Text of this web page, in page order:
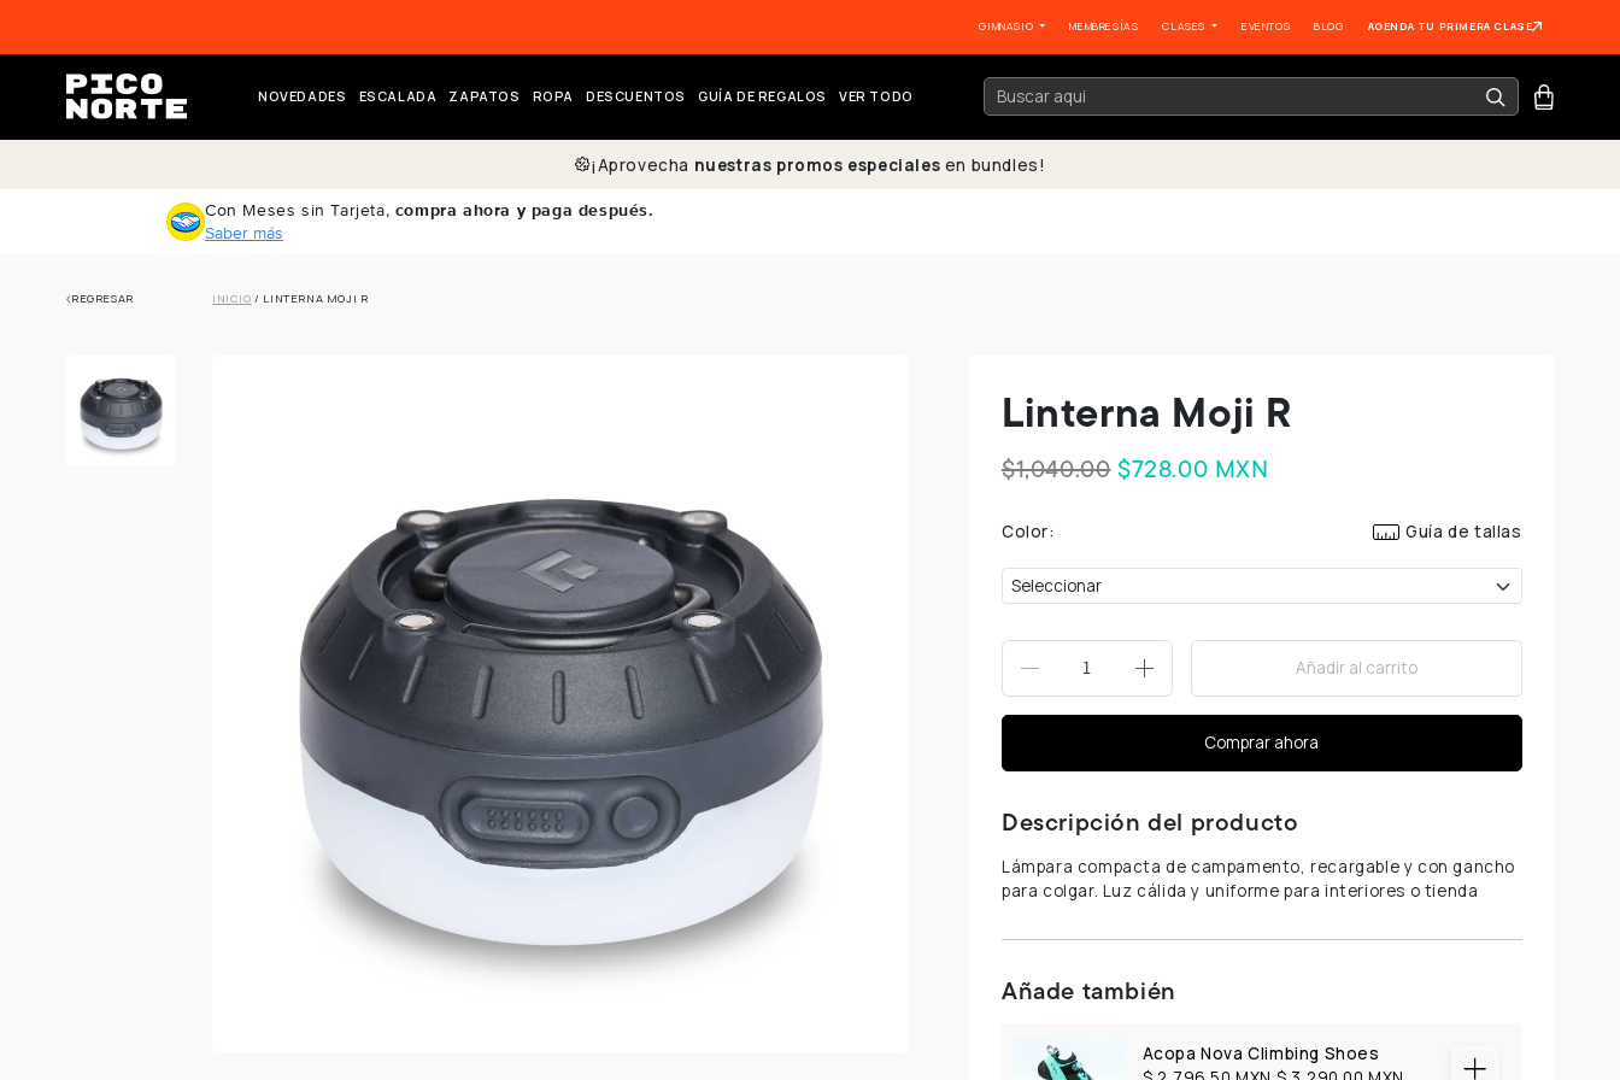
GIMNASIO MEMBRESÍAS CLASES EVENTOS BLOG AGENDA TU PRIMERA CLASE
NOVEDADES ESCALADA ZAPATOS ROPA DESCUENTOS GUÍA DE REGALOS VER TODO
¡Aprovecha nuestras promos especiales en bundles!
Con Meses sin Tarjeta, compra ahora y paga después.
Saber más
REGRESAR INICIO / LINTERNA MOJI R
Linterna Moji R
$1,040.00 $728.00 MXN
Color: Guía de tallas
+ Añadir al carrito
Comprar ahora
Descripción del producto
Lámpara compacta de campamento, recargable y con gancho
para colgar. Luz cálida y uniforme para interiores o tienda
Añade también
Acopa Nova Climbing Shoes